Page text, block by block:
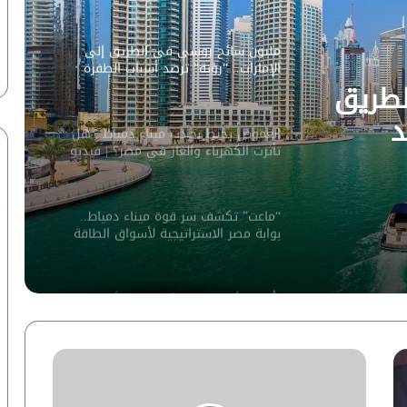
مليون سائح روسي في الطريق إلى
الإمارات.. “رؤية” ترصد أسباب الطفرة
السياحية
الغموض يحيط بحادث ميناء دمياط.. هل
تأثرت الكهرباء والغاز في مصر؟ | فيديو
لـ”ماعت جروب”
“ماعت” تكشف سر قوة ميناء دمياط..
بوابة مصر الاستراتيجية لأسواق الطاقة
تأويل الأحاديث وسيكولوجية الأحلام..
مقاربة أنثروبولوجية
فيس.. خبير يكشف التفاصيل لـ”أزهري” |